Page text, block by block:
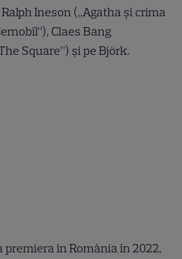
Ineson („Agatha și crima
Claes Bang
Square”) și pe Björk.
premiera în România în 2022,